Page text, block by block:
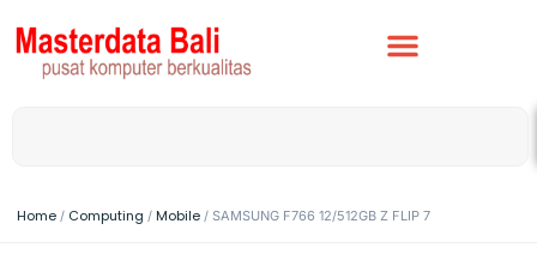
Home / Computing / Mobile / SAMSUNG F766 12/512GB Z FLIP 7